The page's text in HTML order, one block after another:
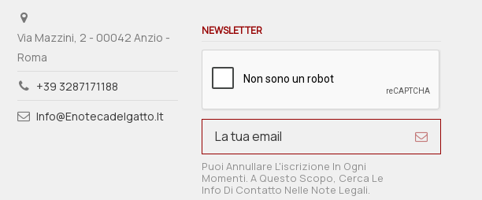
Via Mazzini, 2 - 00042 Anzio -
Roma
+39 3287171188
Info@enotecadelgatto.it
NEWSLETTER
Puoi Annullare L'iscrizione In Ogni
Momenti. A Questo Scopo, Cerca Le
Info Di Contatto Nelle Note Legali.